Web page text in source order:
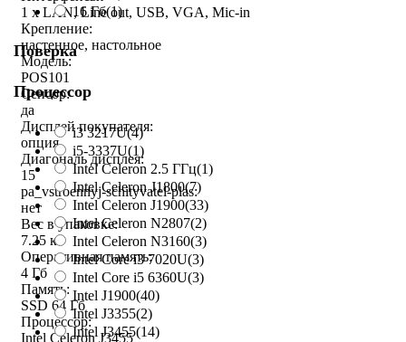
16 Гб(1)
Поверка
Процессор
i3 3217U(4)
i5-3337U(1)
Intel Celeron 2.5 ГГц(1)
Intel Celeron J1800(7)
Intel Celeron J1900(33)
Intel Celeron N2807(2)
Intel Celeron N3160(3)
Intel Core i3 7020U(3)
Intel Core i5 6360U(3)
Intel J1900(40)
Intel J3355(2)
Intel J3455(14)
1 x LAN, Line out, USB, VGA, Mic-in
Крепление:
настенное, настольное
Модель:
POS101
Сенсор:
да
Дисплей покупателя:
опция
Диагональ дисплея:
15
pa_vstroennyj-schityvatel-plas:
нет
Вес в упаковке:
7.25 кг
Оперативная память:
4 Гб
Память:
SSD 64 Гб
Процессор:
Intel Celeron J3455